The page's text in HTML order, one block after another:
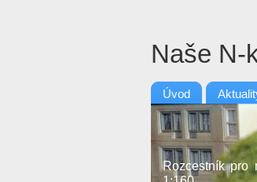
Naše N-
Úvod
Rozcestník pro